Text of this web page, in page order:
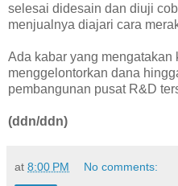
selesai didesain dan diuji
menjualnya diajari cara
Ada kabar yang mengatakan
menggelontorkan dana
pembangunan pusat R&D
(ddn/ddn)
at 8:00 PM No comments: